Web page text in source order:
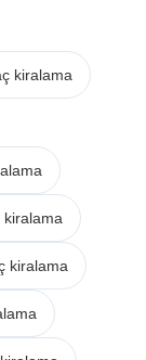
kiralama
kiralama
kiralama